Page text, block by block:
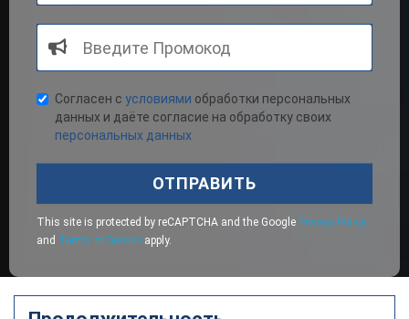
Согласен с условиями обработки персональных
данных и даёте согласие на обработку своих
персональных данных
ОТПРАВИТЬ
This site is protected by reCAPTCHA and the Google Privacy Policy
and Terms of Service apply.